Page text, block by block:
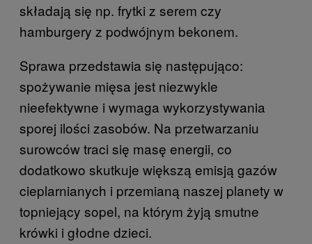
składają się np. frytki z serem czy
hamburgery z podwójnym bekonem.
Sprawa przedstawia się następująco:
spożywanie mięsa jest niezwykle
nieefektywne i wymaga wykorzystywania
sporej ilości zasobów. Na przetwarzaniu
surowców traci się masę energii, co
dodatkowo skutkuje większą emisją gazów
cieplarnianych i przemianą naszej planety w
topniejący sopel, na którym żyją smutne
krówki i głodne dzieci.